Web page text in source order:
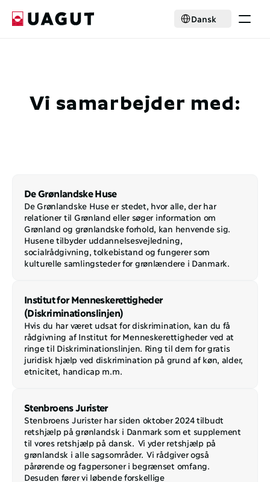
Select Language
Dansk
Samarbejde
Vi samarbejder med:
De Grønlandske Huse
De Grønlandske Huse er stedet, hvor alle, der har
relationer til Grønland eller søger information om
Grønland og grønlandske forhold, kan henvende sig.
Husene tilbyder uddannelsesvejledning,
socialrådgivning, tolkebistand og fungerer som
kulturelle samlingsteder for grønlændere i Danmark.
Institut for Menneskerettigheder
(Diskriminationslinjen)
Hvis du har været udsat for diskrimination, kan du få
rådgivning af Institut for Menneskerettigheder ved at
ringe til Diskriminationslinjen. Ring til dem for gratis
juridisk hjælp ved diskrimination på grund af køn, alder,
etnicitet, handicap m.m.
Stenbroens Jurister
Stenbroens Jurister har siden oktober 2024 tilbudt
retshjælp på grønlandsk i Danmark som et supplement
til vores retshjælp på dansk. Vi yder retshjælp på
grønlandsk i alle sagsområder. Vi rådgiver også
pårørende og fagpersoner i begrænset omfang.
Desuden fører vi løbende forskellige